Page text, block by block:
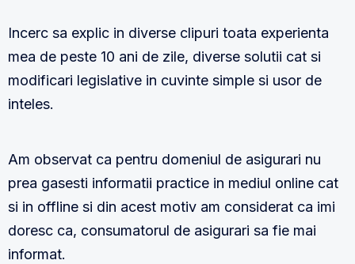
Incerc sa explic in diverse clipuri toata experienta
mea de peste 10 ani de zile, diverse solutii cat si
modificari legislative in cuvinte simple si usor de
inteles.
Am observat ca pentru domeniul de asigurari nu
prea gasesti informatii practice in mediul online cat
si in offline si din acest motiv am considerat ca imi
doresc ca, consumatorul de asigurari sa fie mai
informat.